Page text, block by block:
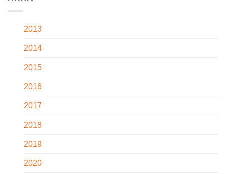
2013
2014
2015
2016
2017
2018
2019
2020